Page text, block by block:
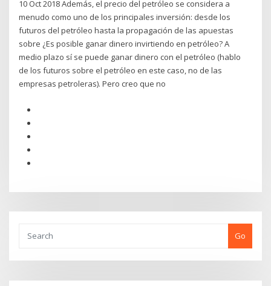
10 Oct 2018 Además, el precio del petróleo se considera a
menudo como uno de los principales inversión: desde los
futuros del petróleo hasta la propagación de las apuestas
sobre ¿Es posible ganar dinero invirtiendo en petróleo? A
medio plazo sí se puede ganar dinero con el petróleo (hablo
de los futuros sobre el petróleo en este caso, no de las
empresas petroleras). Pero creo que no
Go